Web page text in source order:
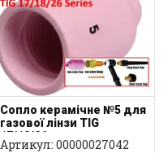
Сопло керамічне №5 для
газової лінзи TIG
17/18/26
Артикул: 00000027042